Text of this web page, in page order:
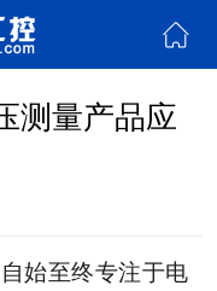
测量产品应
始至终专注于电